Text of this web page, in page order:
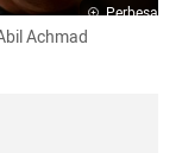
Perbesar
Achmad